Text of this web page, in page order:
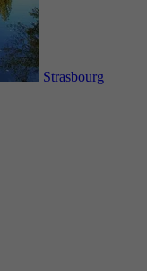
Strasbourg